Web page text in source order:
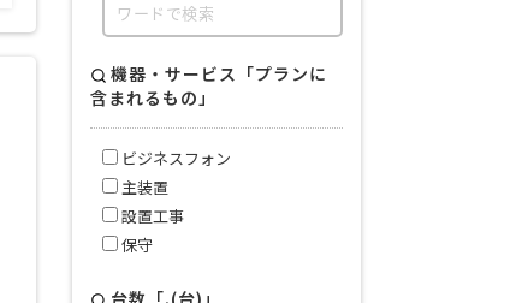
機器・サービス「プランに
含まれるもの」
ビジネスフォン
主装置
設置工事
保守